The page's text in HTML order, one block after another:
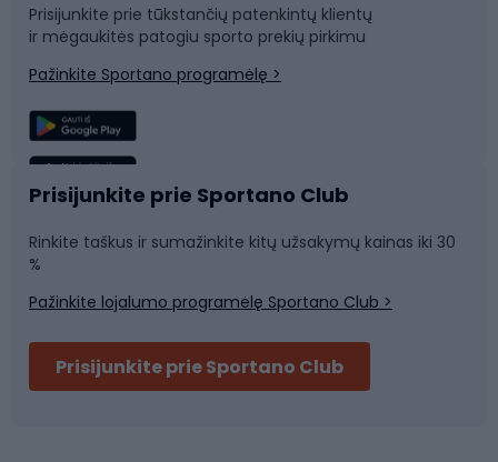
Laipiojimas
Žvejyba
Sportinė medicina
Snieglenčių sportas
Plaukimas
Komandinis sportas
Prisijunkite prie tūkstančių patenkintų klientų
ir mėgaukitės patogiu sporto prekių pirkimu
Pažinkite Sportano programėlę >
Prisijunkite prie Sportano Club
Rinkite taškus ir sumažinkite kitų užsakymų kainas iki 30
%
Pažinkite lojalumo programėlę Sportano Club >
Prisijunkite prie Sportano Club